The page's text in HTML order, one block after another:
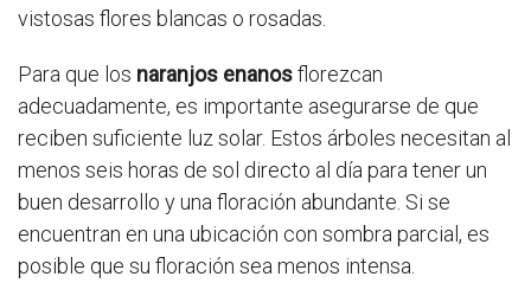
vistosas flores blancas o rosadas.
Para que los naranjos enanosflorezcan
adecuadamente, es importante asegurarse de que
reciben suficiente luz solar. Estos árboles necesitan al
menos seis horas de sol directo al día para tener un
buen desarrollo y una floración abundante. Si se
encuentran en una ubicación con sombra parcial, es
posible que su floración sea menos intensa.